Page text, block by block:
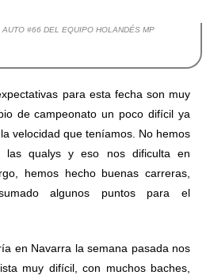
#66 DEL EQUIPO HOLANDÉS MP
para esta fecha son muy
de campeonato un poco difícil ya
velocidad que teníamos. No hemos
las qualys y eso nos dificulta en
hemos hecho buenas carreras,
algunos puntos para el
en Navarra la semana pasada nos
muy difícil, con muchos baches,